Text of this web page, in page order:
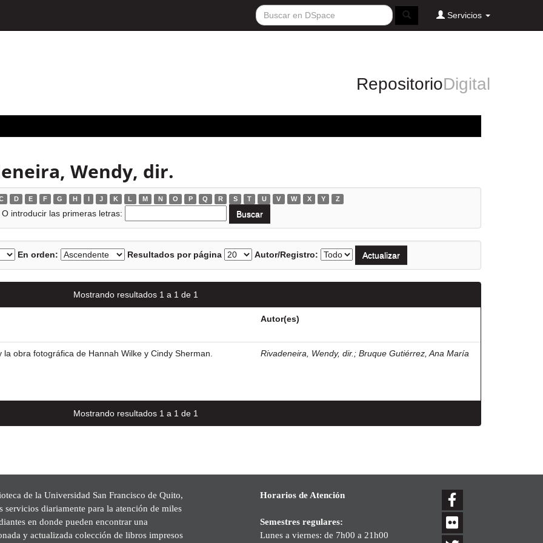
Servicios
RepositorioDigital
Wendy, dir.
D E F G H I J K L M N O P Q R S T U V W X Y Z
O introducir las primeras letras:
En orden: Resultados por página Autor/Registro:
Mostrando resultados 1 a 1 de 1
Autor(es)
obra fotográfica de Hannah Wilke y Cindy Sherman. Rivadeneira, Wendy, dir. ; Bruque Gutiérrez, Ana María
Mostrando resultados 1 a 1 de 1
de la Universidad San Francisco de Quito,
servicios diariamente para la atención de miles
en donde pueden encontrar una
y actualizada colección de libros impresos
Horarios de Atención
Semestres regulares:
Lunes a viernes: de 7h00 a 21h00